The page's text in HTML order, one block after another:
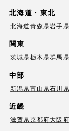
北海道・東北
北海道青森県岩手県
関東
茨城県栃木県群馬県
中部
新潟県富山県石川県
近畿
滋賀県京都府大阪府